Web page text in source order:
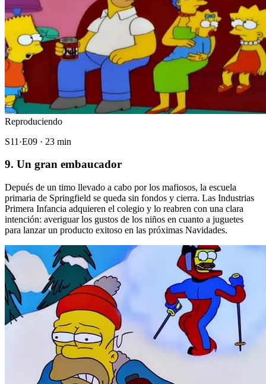
Reproduciendo
S11·E09 · 23 min
9. Un gran embaucador
Depués de un timo llevado a cabo por los mafiosos, la escuela
primaria de Springfield se queda sin fondos y cierra. Las Industrias
Primera Infancia adquieren el colegio y lo reabren con una clara
intención: averiguar los gustos de los niños en cuanto a juguetes
para lanzar un producto exitoso en las próximas Navidades.